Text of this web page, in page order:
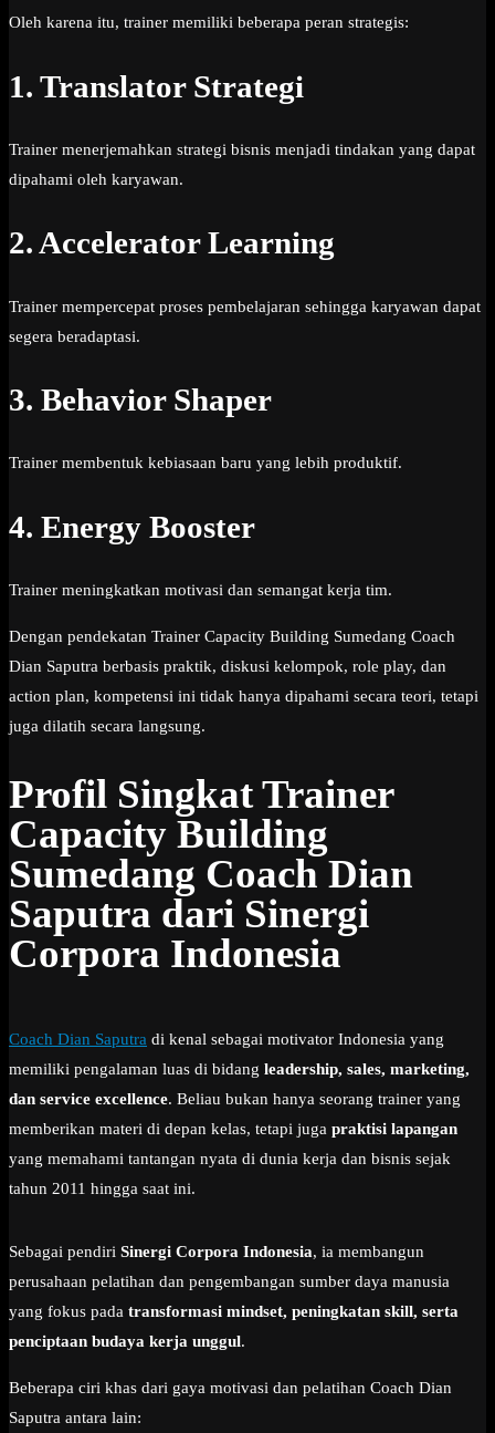
Oleh karena itu, trainer memiliki beberapa peran strategis:
1. Translator Strategi
Trainer menerjemahkan strategi bisnis menjadi tindakan yang dapat
dipahami oleh karyawan.
2. Accelerator Learning
Trainer mempercepat proses pembelajaran sehingga karyawan dapat
segera beradaptasi.
3. Behavior Shaper
Trainer membentuk kebiasaan baru yang lebih produktif.
4. Energy Booster
Trainer meningkatkan motivasi dan semangat kerja tim.
Dengan pendekatan Trainer Capacity Building Sumedang Coach
Dian Saputra berbasis praktik, diskusi kelompok, role play, dan
action plan, kompetensi ini tidak hanya dipahami secara teori, tetapi
juga dilatih secara langsung.
Profil Singkat Trainer
Capacity Building
Sumedang Coach Dian
Saputra dari Sinergi
Corpora Indonesia
Coach Dian Saputra di kenal sebagai motivator Indonesia yang
memiliki pengalaman luas di bidang leadership, sales, marketing,
dan service excellence. Beliau bukan hanya seorang trainer yang
memberikan materi di depan kelas, tetapi juga praktisi lapangan
yang memahami tantangan nyata di dunia kerja dan bisnis sejak
tahun 2011 hingga saat ini.
Sebagai pendiri Sinergi Corpora Indonesia, ia membangun
perusahaan pelatihan dan pengembangan sumber daya manusia
yang fokus pada transformasi mindset, peningkatan skill, serta
penciptaan budaya kerja unggul.
Beberapa ciri khas dari gaya motivasi dan pelatihan Coach Dian
Saputra antara lain: